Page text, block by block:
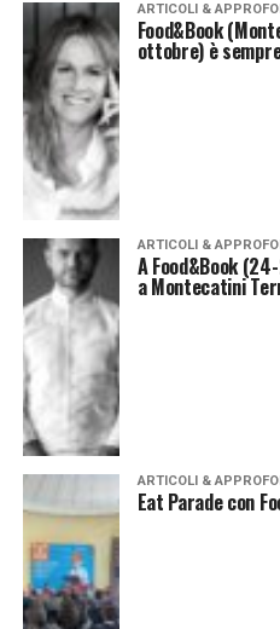
ARTICOLI &
Food&Book
ottobre) è
ARTICOLI &
A Food&Book
a Montecatini
ARTICOLI &
Eat Parade con